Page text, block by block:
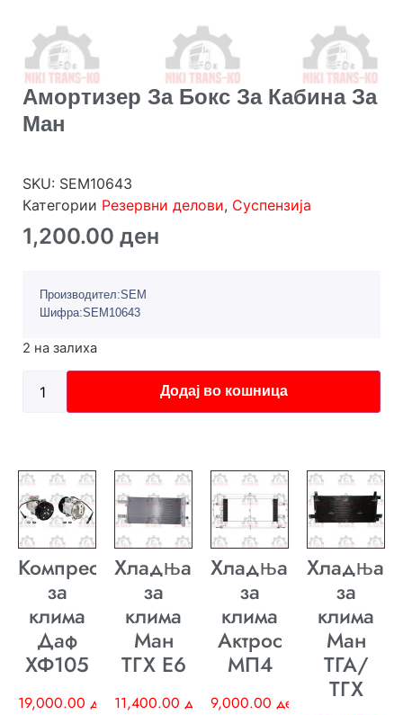
Амортизер За Бокс За Кабина За
Ман
SKU: SEM10643
Категории Резервни делови, Суспензија
1,200.00 ден
Производител:SEM
Шифра:SEM10643
2 на залиха
Додај во кошница
Компресор
за
клима
Даф
ХФ105
19,000.00 ден
Хладњак
за
клима
Ман
ТГХ E6
11,400.00 ден
Хладњак
за
клима
Актрос
МП4
9,000.00 ден
Хладњак
за
клима
Ман
ТГА/
ТГХ